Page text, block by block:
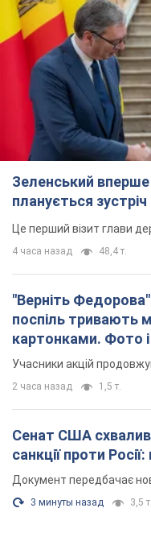
Зеленський
планується
Це перший візит глави
4 часа назад 48,4 т.
"Верніть
поспіль тривають
картонками. Фото і
Учасники акцій
2 часа назад 1,5 т.
Сенат США
санкції проти
Документ передбачає
3 минуты назад 3,5 т.